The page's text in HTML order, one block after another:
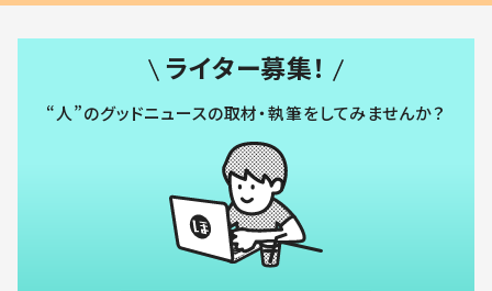
ライター募集！
“人”のグッドニュースの取材・執筆をしてみませんか？